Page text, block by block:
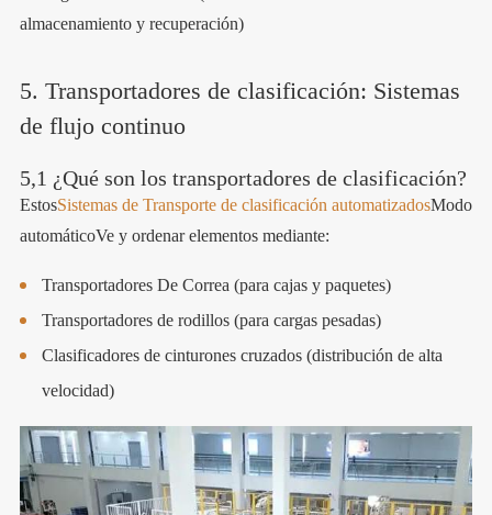
almacenamiento y recuperación)
5. Transportadores de clasificación: Sistemas
de flujo continuo
5,1 ¿Qué son los transportadores de clasificación?
EstosSistemas de Transporte de clasificación automatizadosModo
automáticoVe y ordenar elementos mediante:
Transportadores De Correa (para cajas y paquetes)
Transportadores de rodillos (para cargas pesadas)
Clasificadores de cinturones cruzados (distribución de alta
velocidad)